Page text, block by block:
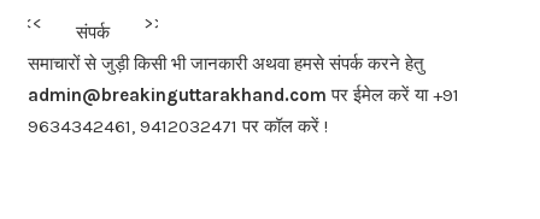
b
o
o
k
<<< संपर्क
>>>
समाचारों से जुड़ी किसी भी जानकारी अथवा हमसे संपर्क करने हेतु
admin@breakinguttarakhand.com पर ईमेल करें या +91
9634342461, 9412032471 पर कॉल करें !